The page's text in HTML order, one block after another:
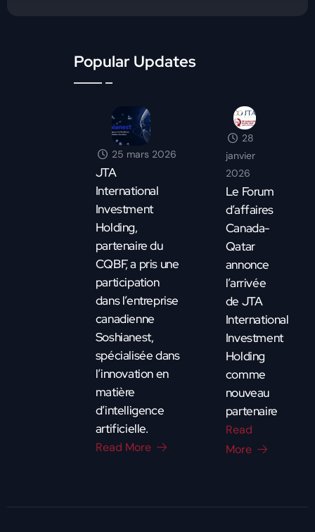
Popular Updates
25 mars 2026
JTA
International
Investment
Holding,
partenaire du
CQBF, a pris une
participation
dans l’entreprise
canadienne
Soshianest,
spécialisée dans
l’innovation en
matière
d’intelligence
artificielle.
Read More
28
janvier
2026
Le Forum
d’affaires
Canada-
Qatar
annonce
l’arrivée
de JTA
International
Investment
Holding
comme
nouveau
partenaire
Read
More